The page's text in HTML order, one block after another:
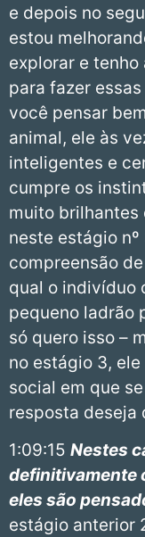
e depois no
estou
explorar e
para fazer
você pensar
animal, ele às
inteligentes e
cumpre os
muito brilhantes
neste estágio
compreensão
qual o indivíduo
pequeno ladrão
só quero isso –
no estágio 3,
social em que
resposta deseja
1:09:15 Nestes
definitivamente
eles são
estágio anterior